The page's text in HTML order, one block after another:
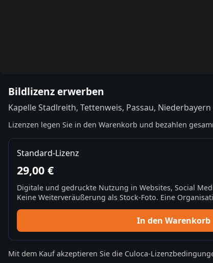
Bildlizenz erwerben
Kapelle Stadlreith, Tettenweis, Passau, Niederbayern
Lizenzen legen Sie in den Warenkorb und bezahlen
Standard-Lizenz
29,00 €
Digitale und gedruckte Nutzung in Websites, Social
Keine Weiterveräußerung als Stock-Foto. Eine
In den Warenkorb
Mit dem Kauf akzeptieren Sie die Culoca-